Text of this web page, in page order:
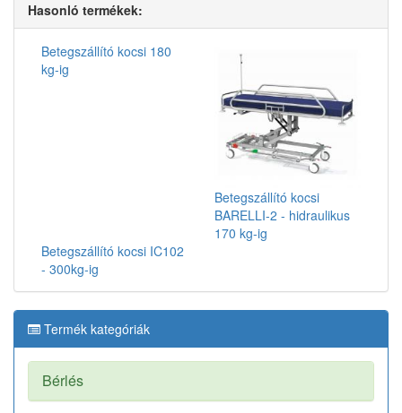
Hasonló termékek:
Betegszállító kocsi 180
kg-ig
Betegszállító kocsi
BARELLI-2 - hidraulikus
170 kg-ig
Betegszállító kocsi IC102
- 300kg-ig
Termék kategóriák
Bérlés